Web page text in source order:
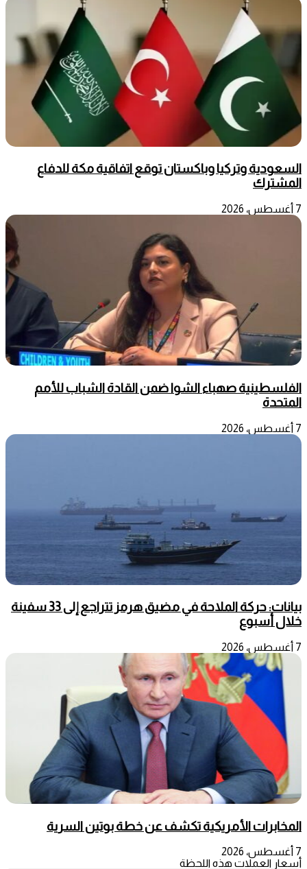
السعودية وتركيا وباكستان توقع اتفاقية مكة للدفاع
المشترك
7 أغسطس، 2026
الفلسطينية صهباء الشوا ضمن القادة الشباب للأمم
المتحدة
7 أغسطس، 2026
بيانات: حركة الملاحة في مضيق هرمز تتراجع إلى 33 سفينة
خلال أسبوع
7 أغسطس، 2026
المخابرات الأمريكية تكشف عن خطة بوتين السرية
7 أغسطس، 2026
أسعار العملات هذه اللحظة